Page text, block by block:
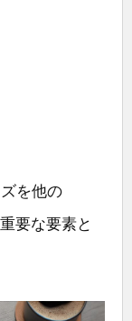
を他の
要な要素と